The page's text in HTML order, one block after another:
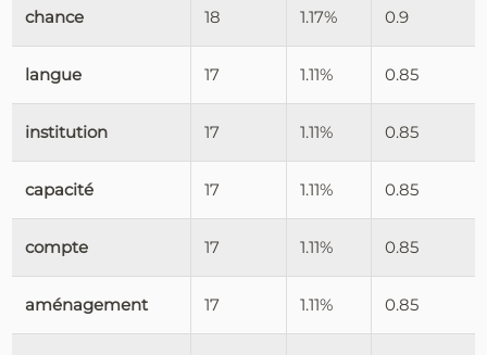
chance 18 1.17% 0.9
langue 17 1.11% 0.85
institution 17 1.11% 0.85
capacité 17 1.11% 0.85
compte 17 1.11% 0.85
aménagement 17 1.11% 0.85